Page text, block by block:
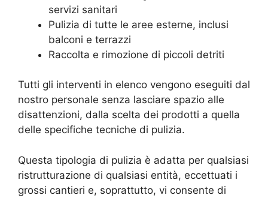
servizi sanitari
Pulizia di tutte le aree esterne, inclusi
balconi e terrazzi
Raccolta e rimozione di piccoli detriti
Tutti gli interventi in elenco vengono eseguiti dal
nostro personale senza lasciare spazio alle
disattenzioni, dalla scelta dei prodotti a quella
delle specifiche tecniche di pulizia.
Questa tipologia di pulizia è adatta per qualsiasi
ristrutturazione di qualsiasi entità, eccettuati i
grossi cantieri e, soprattutto, vi consente di